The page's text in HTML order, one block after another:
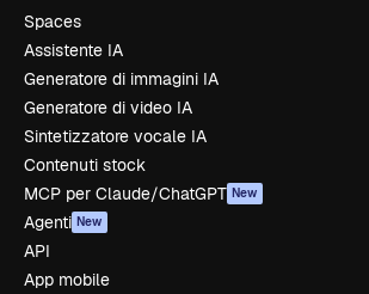
Spaces
Assistente IA
Generatore di immagini IA
Generatore di video IA
Sintetizzatore vocale IA
Contenuti stock
MCP per Claude/ChatGPT New
Agenti New
API
App mobile